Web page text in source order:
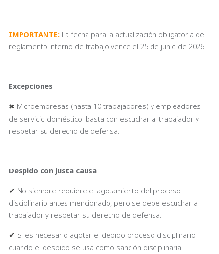
IMPORTANTE: La fecha para la actualización obligatoria del
reglamento interno de trabajo vence el 25 de junio de 2026.
Excepciones
✖ Microempresas (hasta 10 trabajadores) y empleadores
de servicio doméstico: basta con escuchar al trabajador y
respetar su derecho de defensa.
Despido con justa causa
✔ No siempre requiere el agotamiento del proceso
disciplinario antes mencionado, pero se debe escuchar al
trabajador y respetar su derecho de defensa.
✔ Sí es necesario agotar el debido proceso disciplinario
cuando el despido se usa como sanción disciplinaria